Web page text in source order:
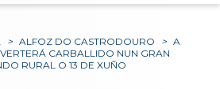
> ALFOZ DO CASTRODOURO > A
CARBALLIDO NUN GRAN
RURAL O 13 DE XUÑO